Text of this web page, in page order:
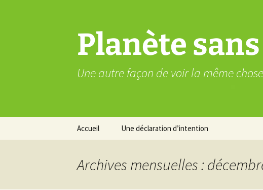
Planète
Une autre façon de voir la même chose
Accueil Une déclaration d’intention
Archives mensuelles :